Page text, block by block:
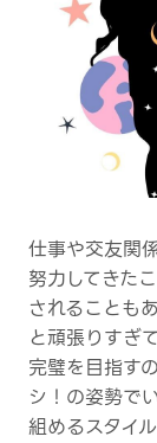
仕事や交友関
努力してきた
されることも
と頑張りすぎ
完璧を目指す
シ！の姿勢で
組めるスタイ